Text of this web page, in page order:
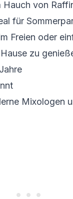
Hauch von
für
Freien oder
zu
Mixologen